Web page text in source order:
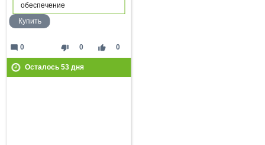
обеспечение
Купить
thumb_down 0 thumb_up 0
mode_comment 0
Осталось 53дня